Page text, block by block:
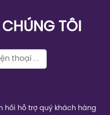
CHÚNG TÔI
hồi hỗ trợ quý khách hàng